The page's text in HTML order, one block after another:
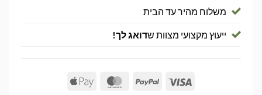
משלוח מהיר עד הבית
ייעוץ מקצועי מצוות שדואג לך!
Visa
PayPal
MasterCard
Apple